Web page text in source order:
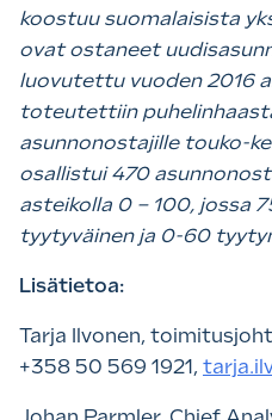
koostuu suomalaisista
ovat ostaneet
luovutettu vuoden 2016
toteutettiin
asunnonostajille touko-
osallistui 470
asteikolla 0 – 100, jossa
tyytyväinen ja 0-60
Lisätietoa:
Tarja Ilvonen,
+358 50 569 1921,